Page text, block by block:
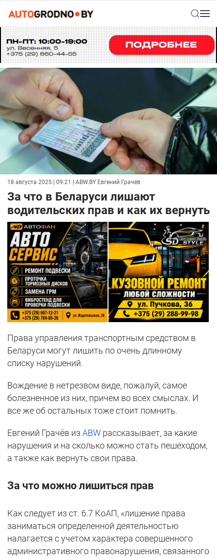
18 августа 2025 | 09:21 | ABW.BY Евгений Грачёв
За что в Беларуси лишают
водительских прав и как их вернуть
Права управления транспортным средством в
Беларуси могут лишить по очень длинному
списку нарушений.
Вождение в нетрезвом виде, пожалуй, самое
болезненное из них, причем во всех смыслах. И
все же об остальных тоже стоит помнить.
Евгений Грачёв изABW рассказывает, за какие
нарушения и на сколько можно стать пешеходом,
а также как вернуть свои права.
За что можно лишиться прав
Как следует из ст. 6.7 КоАП, «лишение права
заниматься определенной деятельностью
налагается с учетом характера совершенного
административного правонарушения, связанного